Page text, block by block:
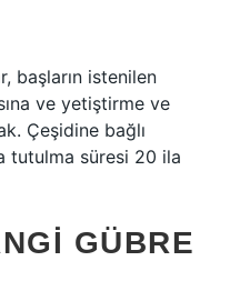
başların istenilen
ve yetiştirme ve
Çeşidine bağlı
tutulma süresi 20 ila
GÜBRE